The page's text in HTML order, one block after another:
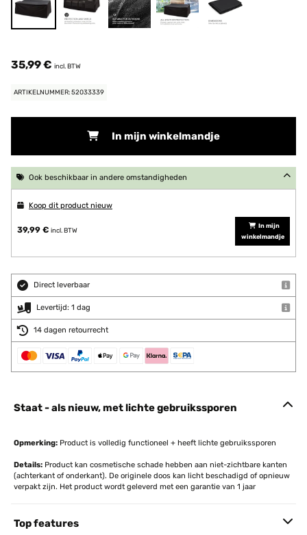
35,99 € incl. BTW
ARTIKELNUMMER: 52033339
In mijn winkelmandje
Ook beschikbaar in andere omstandigheden
Koop dit product nieuw
39,99 € incl. BTW
In mijn
winkelmandje
Direct leverbaar
Levertijd: 1 dag
14 dagen retourrecht
Staat - als nieuw, met lichte gebruikssporen
Opmerking: Product is volledig functioneel + heeft lichte gebruikssporen
Details: Product kan cosmetische schade hebben aan niet-zichtbare kanten
(achterkant of onderkant). De originele doos kan licht beschadigd of opnieuw
verpakt zijn. Het product wordt geleverd met een garantie van 1 jaar
Top features